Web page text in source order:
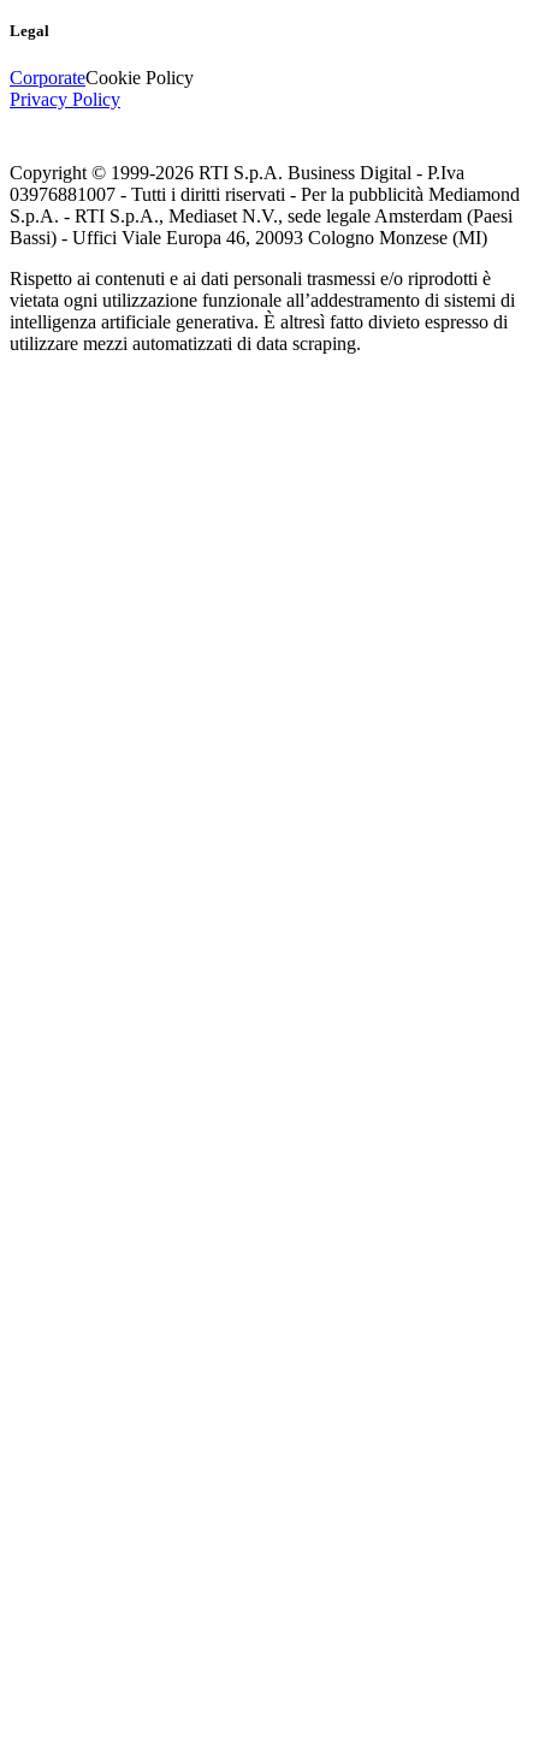
Legal
CorporateCookie Policy
Privacy Policy
Copyright © 1999-2026 RTI S.p.A. Business Digital - P.Iva
03976881007 - Tutti i diritti riservati - Per la pubblicità Mediamond
S.p.A. - RTI S.p.A., Mediaset N.V., sede legale Amsterdam (Paesi
Bassi) - Uffici Viale Europa 46, 20093 Cologno Monzese (MI)
Rispetto ai contenuti e ai dati personali trasmessi e/o riprodotti è
vietata ogni utilizzazione funzionale all’addestramento di sistemi di
intelligenza artificiale generativa. È altresì fatto divieto espresso di
utilizzare mezzi automatizzati di data scraping.